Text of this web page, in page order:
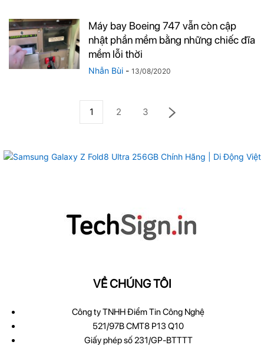
Máy bay Boeing 747 vẫn còn cập
nhật phần mềm bằng những chiếc đĩa
mềm lỗi thời
Nhẫn Bùi - 13/08/2020
1 2 3
VỀ CHÚNG TÔI
Công ty TNHH Điểm Tin Công Nghệ
521/97B CMT8 P13 Q10
Giấy phép số 231/GP-BTTTT